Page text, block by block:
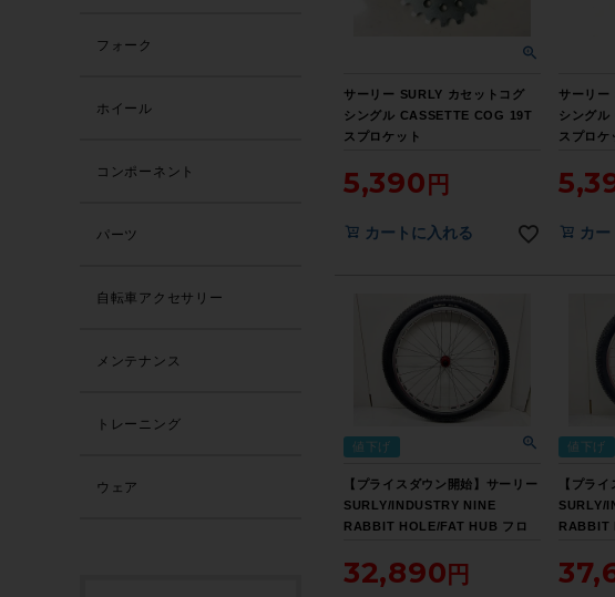
サーリー SURLY カセットコグ
シングル CASSETTE COG 19T
スプロケット
5,390
カートに入れる
サーリー
シング
スプロケ
カ
値下げ
【プライスダウン開始】サーリー
SURLY/INDUSTRY NINE
RABBIT HOLE/FAT HUB フロ
ャー アルミ【お買い得SALE】
32,890
値下げ
【プラ
SURLY/
RABBIT
DISC ク
い得
フォーク
ホイール
コンポーネント
パーツ
自転車アクセサリー
メンテナンス
トレーニング
ウェア